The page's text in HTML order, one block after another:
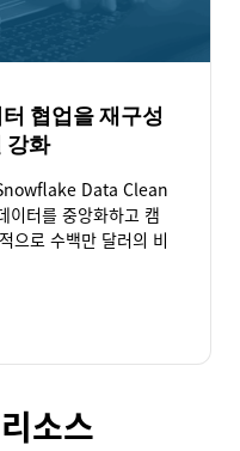
협업을 재구성
강화
Data Clean
터를 중앙화하고 캠
으로 수백만 달러의 비
소스